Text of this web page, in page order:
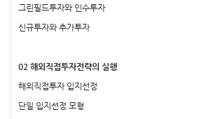
그린필드투자와 인수투자
신규투자와 추가투자
02 해외직접투자전략의 실행
해외직접투자 입지선정
단일 입지선정 모형